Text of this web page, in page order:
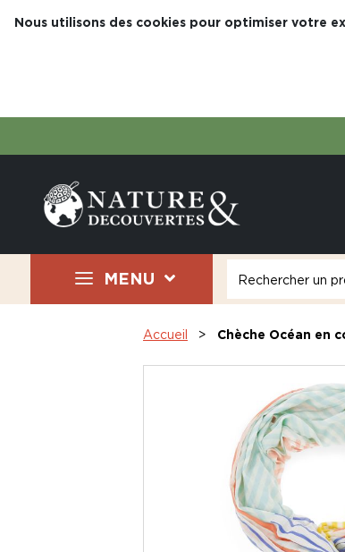
Nous utilisons des cookies pour optimiser votre
MENU
Accueil Chèche Océan en